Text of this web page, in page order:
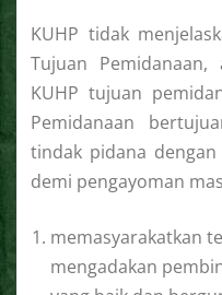
KUHP tidak
Tujuan
KUHP tujuan
Pemidanaan
tindak pidana
demi pengayoman
memasyarakatkan
mengadakan